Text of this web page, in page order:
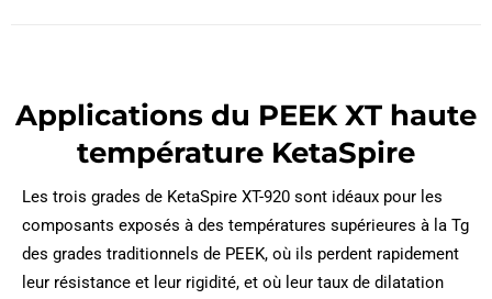
Applications du PEEK XT haute
température KetaSpire
Les trois grades de KetaSpire XT-920 sont idéaux pour les
composants exposés à des températures supérieures à la Tg
des grades traditionnels de PEEK, où ils perdent rapidement
leur résistance et leur rigidité, et où leur taux de dilatation